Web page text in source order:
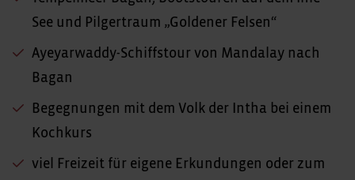
See und Pilgertraum „Goldener Felsen“
Ayeyarwaddy-Schiffstour von Mandalay nach
Bagan
Begegnungen mit dem Volk der Intha bei einem
Kochkurs
viel Freizeit für eigene Erkundungen oder zum